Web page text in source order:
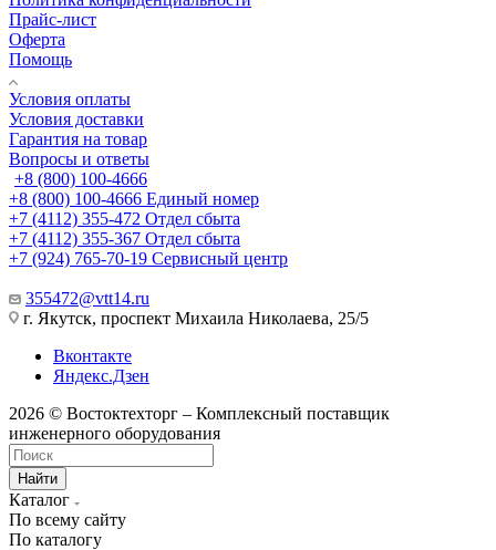
Прайс-лист
Оферта
Помощь
Условия оплаты
Условия доставки
Гарантия на товар
Вопросы и ответы
+8 (800) 100-4666
+8 (800) 100-4666 Единый номер
+7 (4112) 355-472 Отдел сбыта
+7 (4112) 355-367 Отдел сбыта
+7 (924) 765-70-19 Сервисный центр
355472@vtt14.ru
г. Якутск, проспект Михаила Николаева, 25/5
Вконтакте
Яндекс.Дзен
2026 © Востоктехторг – Комплексный поставщик
инженерного оборудования
Найти
Каталог
По всему сайту
По каталогу